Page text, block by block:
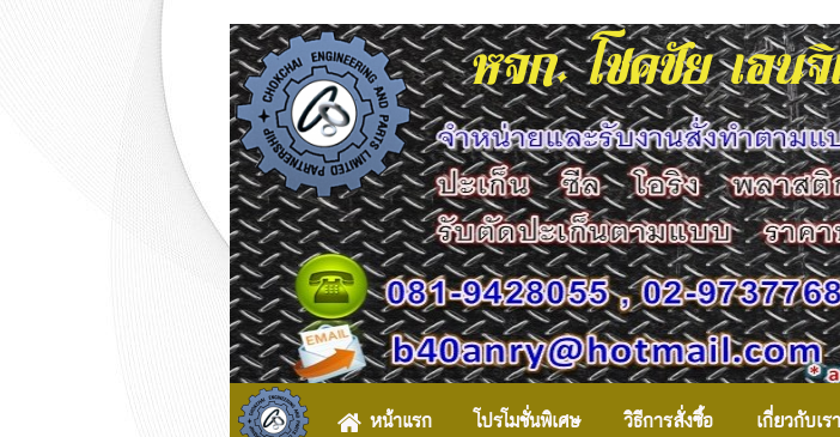
หจก. โชคชัย เอ
หน้าแรก โปรโมชั่นพิเศษ วิธีการสั่งซื้อ เกี่ยวกับเรา